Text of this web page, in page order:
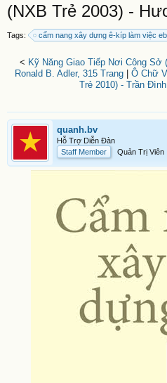
(NXB Trẻ 2003) -
Tags: cẩm nang xây dựng ê-kíp làm việc
< Kỹ Năng Giao Tiếp Nơi Công Sở
Ronald B. Adler, 315 Trang
Ô Chữ
Trẻ 2010) - Trần
quanh.bv
Hỗ Trợ Diễn Đàn
Staff Member
Quản Trị Viên